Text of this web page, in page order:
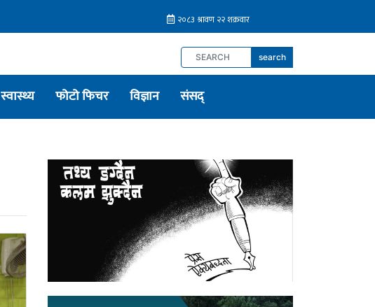
search
स्वास्थ्य फोटो फिचर विज्ञान संसद्